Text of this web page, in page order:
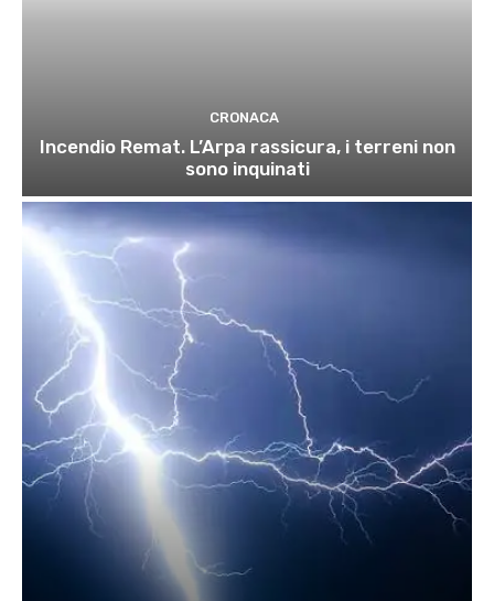
CRONACA
Incendio Remat. L’Arpa rassicura, i terreni non
sono inquinati